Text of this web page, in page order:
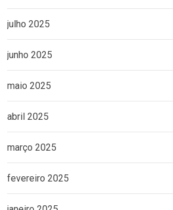
julho 2025
junho 2025
maio 2025
abril 2025
março 2025
fevereiro 2025